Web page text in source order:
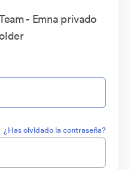
- Emna privado
¿Has olvidado la contraseña?